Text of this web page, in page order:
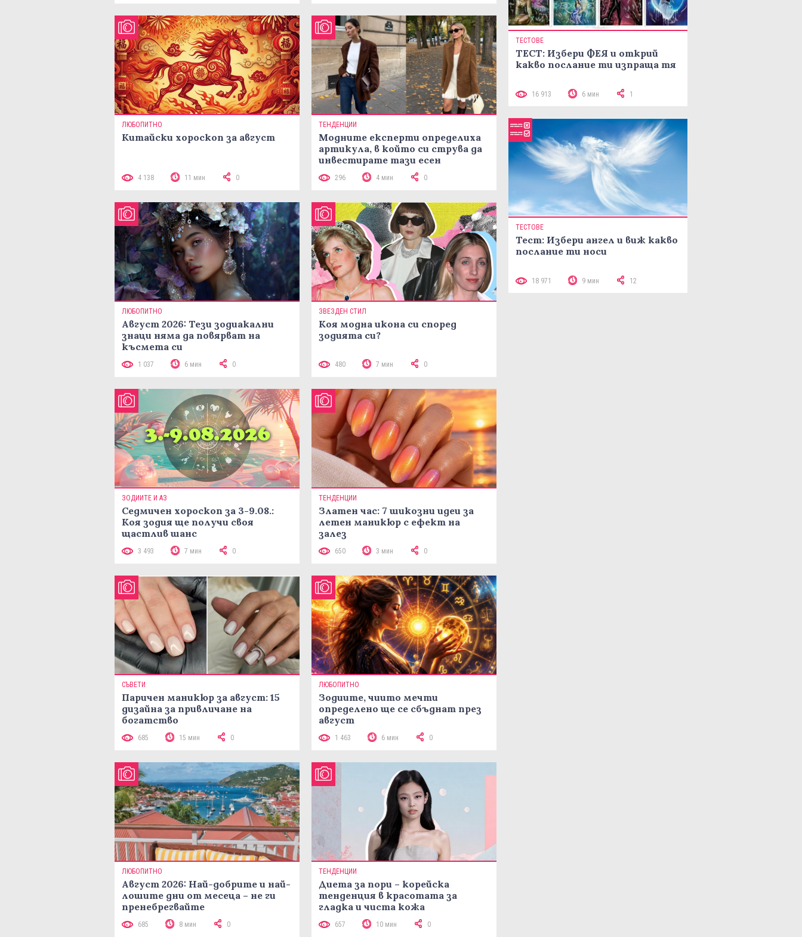
ЛЮБОПИТНО
Китайски хороскоп за август
4 138 11 мин 0
ТЕНДЕНЦИИ
Модните експерти определиха
артикула, в който си струва да
инвестирате тази есен
296 4 мин 0
ЛЮБОПИТНО
Август 2026: Тези зодиакални
знаци няма да повярват на
късмета си
1 037 6 мин 0
ЗВЕЗДЕН СТИЛ
Коя модна икона си според
зодията си?
480 7 мин 0
ЗОДИИТЕ И АЗ
Седмичен хороскоп за 3-9.08.:
Коя зодия ще получи своя
щастлив шанс
3 493 7 мин 0
ТЕНДЕНЦИИ
Златен час: 7 шикозни идеи за
летен маникюр с ефект на
залез
650 3 мин 0
СЪВЕТИ
Паричен маникюр за август: 15
дизайна за привличане на
богатство
685 15 мин 0
ЛЮБОПИТНО
Зодиите, чиито мечти
определено ще се сбъднат през
август
1 463 6 мин 0
ЛЮБОПИТНО
Август 2026: Най-добрите и най-
лошите дни от месеца – не ги
пренебрегвайте
685 8 мин 0
ТЕНДЕНЦИИ
Диета за пори – корейска
тенденция в красотата за
гладка и чиста кожа
657 10 мин 0
ТЕСТОВЕ
ТЕСТ: Избери ФЕЯ и открий
какво послание ти изпраща тя
16 913 6 мин 1
ТЕСТОВЕ
Тест: Избери ангел и виж какво
послание ти носи
18 971 9 мин 12